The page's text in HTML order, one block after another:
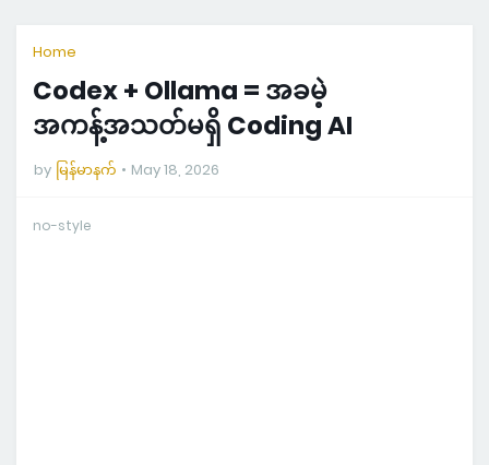
Home
Codex + Ollama = အခမဲ့
အကန့်အသတ်မရှိ Coding AI
by မြန်မာနက် May 18, 2026
no-style